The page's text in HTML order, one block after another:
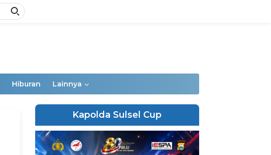
Hiburan Lainnya
Kapolda Sulsel Cup